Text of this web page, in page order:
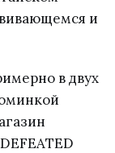
и
в двух